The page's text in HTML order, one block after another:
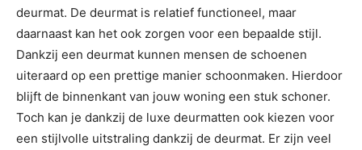
deurmat. De deurmat is relatief functioneel, maar
daarnaast kan het ook zorgen voor een bepaalde stijl.
Dankzij een deurmat kunnen mensen de schoenen
uiteraard op een prettige manier schoonmaken. Hierdoor
blijft de binnenkant van jouw woning een stuk schoner.
Toch kan je dankzij de luxe deurmatten ook kiezen voor
een stijlvolle uitstraling dankzij de deurmat. Er zijn veel